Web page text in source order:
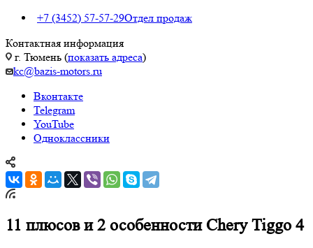
+7 (3452) 57-57-29Отдел продаж
Контактная информация
г. Тюмень (показать адреса)
kc@bazis-motors.ru
Вконтакте
Telegram
YouTube
Одноклассники
11 плюсов и 2 особенности Chery Tiggo 4